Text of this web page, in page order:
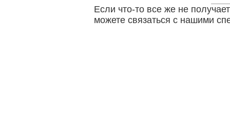
Если что-то все же не
можете связаться с нашими